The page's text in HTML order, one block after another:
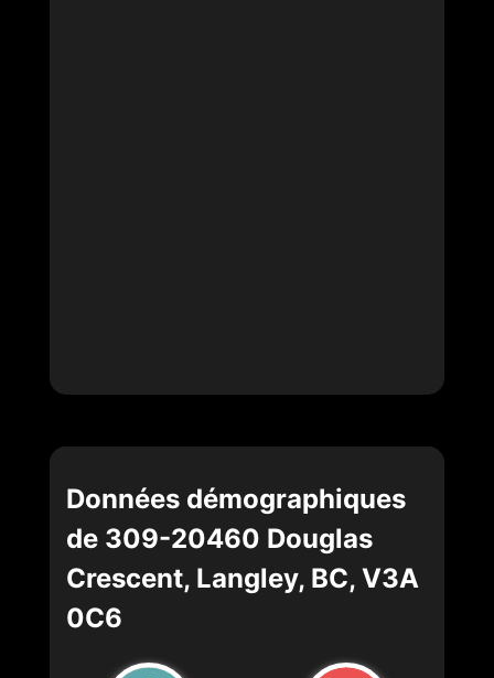
Données démographiques
de 309-20460 Douglas
Crescent, Langley, BC, V3A
0C6